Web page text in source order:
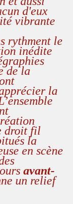
d'eux
vibrante
rythment le
inédite
de la
la
droit fil
la
en scène
avant-
un relief